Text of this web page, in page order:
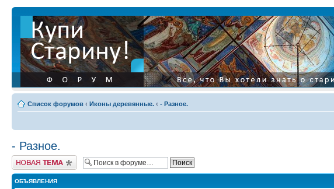
Список форумов ‹ Иконы деревянные. ‹ - Разное.
- Разное.
Начать новую тему
ОБЪЯВЛЕНИЯ